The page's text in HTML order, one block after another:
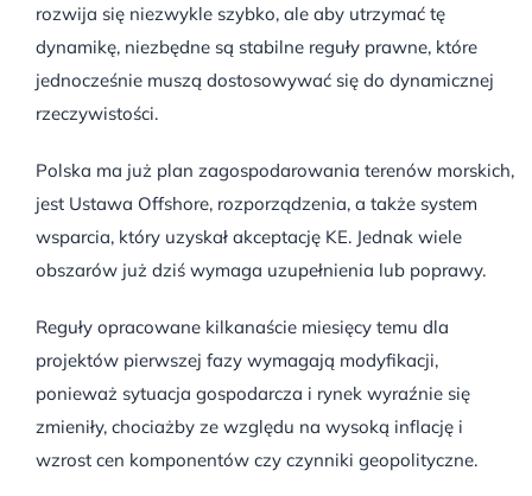
rozwija się niezwykle szybko, ale aby utrzymać tę
dynamikę, niezbędne są stabilne reguły prawne, które
jednocześnie muszą dostosowywać się do dynamicznej
rzeczywistości.
Polska ma już plan zagospodarowania terenów morskich,
jest Ustawa Offshore, rozporządzenia, a także system
wsparcia, który uzyskał akceptację KE. Jednak wiele
obszarów już dziś wymaga uzupełnienia lub poprawy.
Reguły opracowane kilkanaście miesięcy temu dla
projektów pierwszej fazy wymagają modyfikacji,
ponieważ sytuacja gospodarcza i rynek wyraźnie się
zmieniły, chociażby ze względu na wysoką inflację i
wzrost cen komponentów czy czynniki geopolityczne.